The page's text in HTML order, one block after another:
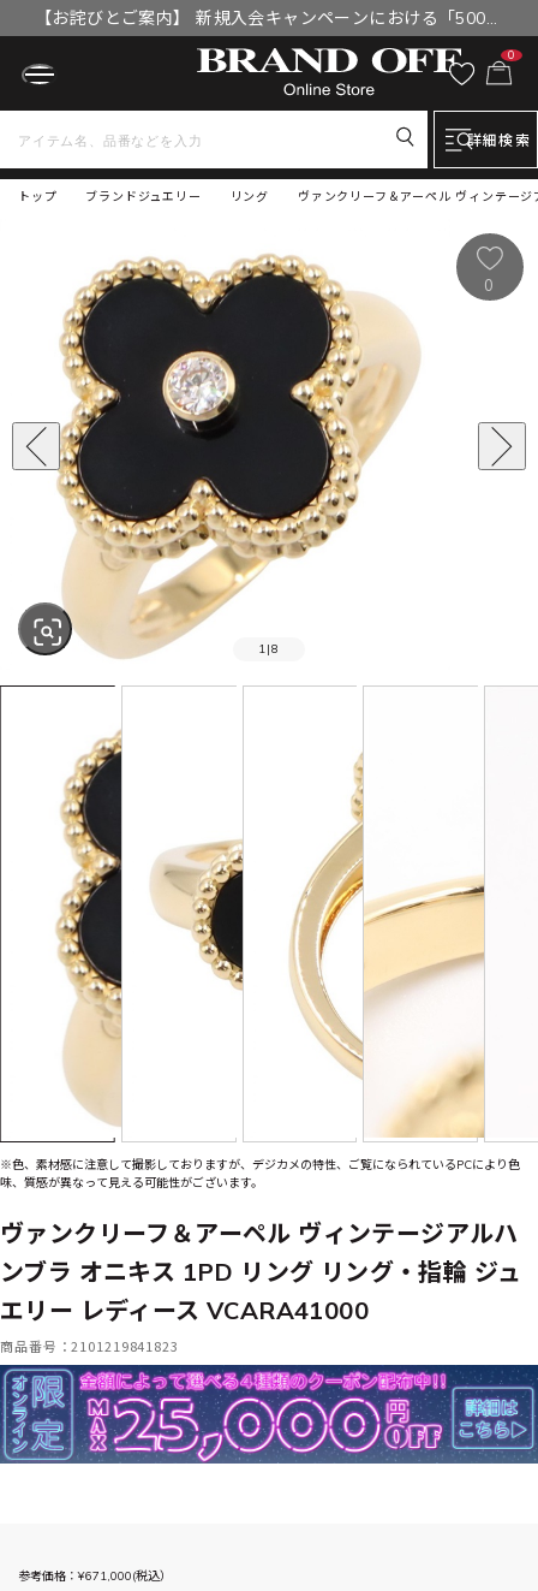
【お詫びとご案内】 新規入会キャンペーンにおける「500円
OFFクーポン」付与漏れと補填について
0
詳細検索
トップ ヴァンクリーフ＆アーペル ヴィンテー
ブランドジュエリー リング
SOLD OUT
1 |8
0
※色、素材感に注意して撮影しておりますが、デジカメの特性、ご覧になられているPCにより色
味、質感が異なって見える可能性がございます。
ヴァンクリーフ＆アーペル ヴィンテージアルハ
ンブラ オニキス 1PD リング リング・指輪 ジュ
エリー レディース VCARA41000
商品番号：2101219841823
参考価格：¥671,000(税込）